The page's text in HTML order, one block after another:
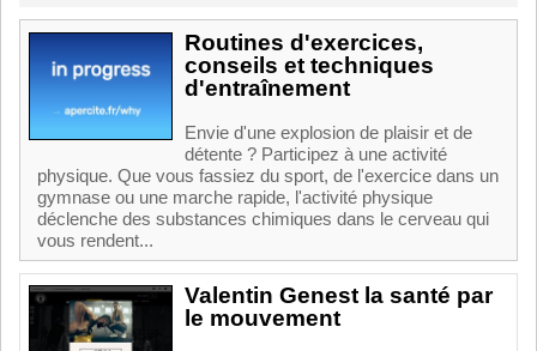
Routines d'exercices,
conseils et techniques
d'entraînement
Envie d'une explosion de plaisir et de
détente ? Participez à une activité
physique. Que vous fassiez du sport, de l'exercice dans un
gymnase ou une marche rapide, l'activité physique
déclenche des substances chimiques dans le cerveau qui
vous rendent...
Valentin Genest la santé par
le mouvement